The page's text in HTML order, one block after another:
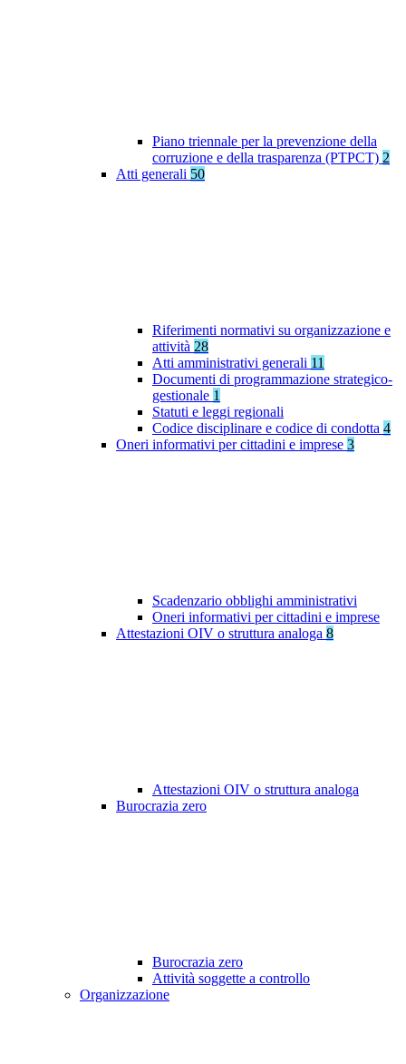
Piano triennale per la prevenzione della
corruzione e della trasparenza (PTPCT) 2
Atti generali 50
Riferimenti normativi su organizzazione e
attività 28
Atti amministrativi generali 11
Documenti di programmazione strategico-
gestionale 1
Statuti e leggi regionali
Codice disciplinare e codice di condotta 4
Oneri informativi per cittadini e imprese 3
Scadenzario obblighi amministrativi
Oneri informativi per cittadini e imprese
Attestazioni OIV o struttura analoga 8
Attestazioni OIV o struttura analoga
Burocrazia zero
Burocrazia zero
Attività soggette a controllo
Organizzazione